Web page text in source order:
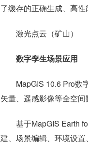
了缓存的正确生成、高性
激光点云（矿山）
数字孪生场景应用
MapGIS 10.6 Pro数
矢量、遥感影像等全空间
基于MapGIS Earth
建、场景编辑、环境设置